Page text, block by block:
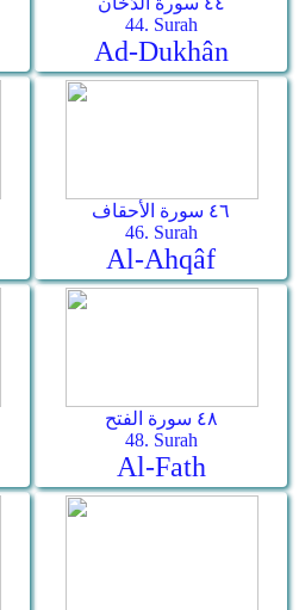
44. Surah
Ad-Dukhân
٤٦ سورة الأحقاف
46. Surah
Al-Ahqâf
٤٨ سورة الفتح
48. Surah
Al-Fath